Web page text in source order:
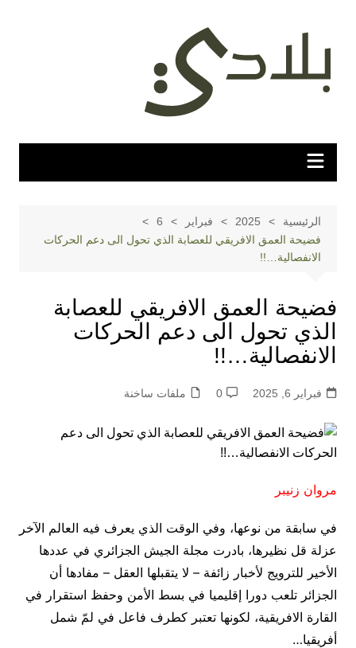
المحتوى
الرئيسية 2025 فبراير
6
فضيحة العمق الافريقي للعصابة الذي تحول الى دعم الحركات
الانفصالية…!!
فضيحة العمق الافريقي للعصابة
الذي تحول الى دعم الحركات
الانفصالية…!!
فبراير 6, 2025 0 ملفات ساخنة
مروان زنيبر
في سابقة من نوعها، وفي الوقت الذي يعرف فيه العالم الآخر
عزلة قل نظيرها، بادرت مجلة الجيش الجزائري في عددها
الأخير للترويج لأخبار زائفة – لا يتقبلها العقل – مفادها أن
الجزائر تلعب دورا إقليميا في بسط الأمن وحفظ استقرار في
القارة الافريقية، لكونها تعتبر كطرف فاعل في لمّ شمل
أفريقيا…